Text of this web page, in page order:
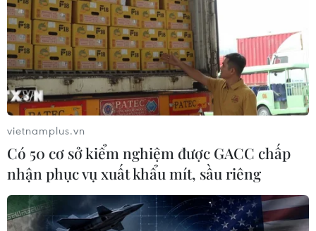
vietnamplus.vn
Có 50 cơ sở kiểm nghiệm được GACC chấp
nhận phục vụ xuất khẩu mít, sầu riêng